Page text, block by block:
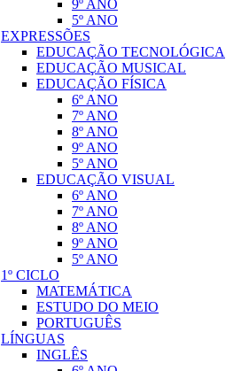
9º ANO
5º ANO
EXPRESSÕES
EDUCAÇÃO TECNOLÓGICA
EDUCAÇÃO MUSICAL
EDUCAÇÃO FÍSICA
6º ANO
7º ANO
8º ANO
9º ANO
5º ANO
EDUCAÇÃO VISUAL
6º ANO
7º ANO
8º ANO
9º ANO
5º ANO
1º CICLO
MATEMÁTICA
ESTUDO DO MEIO
PORTUGUÊS
LÍNGUAS
INGLÊS